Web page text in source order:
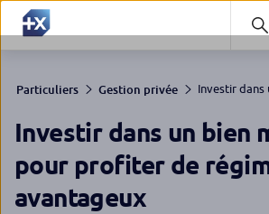
Particuliers Gestion privée Investir dans
Investir dans un bien
pour profiter de
avantageux